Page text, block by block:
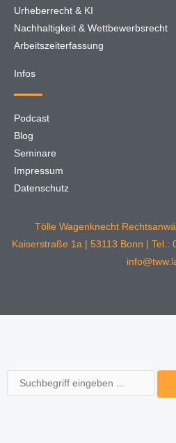
Urheberrecht & KI
Nachhaltigkeit & Wettbewerbsrecht
Arbeitszeiterfassung
Infos
Podcast
Blog
Seminare
Impressum
Datenschutz
Tölle Wagenknecht
Kaiserstraße 1a | 53113 Bonn | Tel.:
Suche